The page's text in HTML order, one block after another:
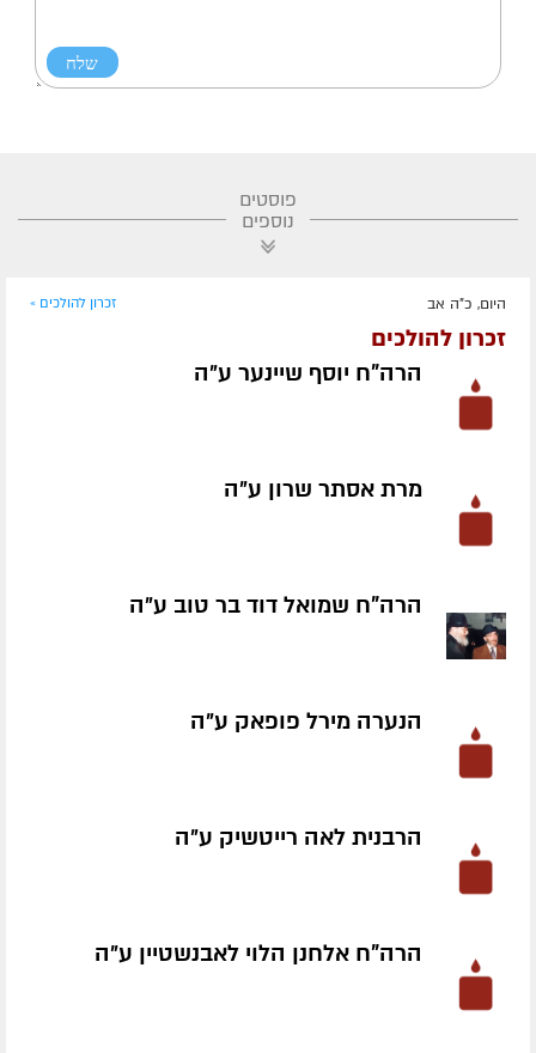
פוסטים
נוספים
היום, כ"ה אב זכרון להולכים »
זכרון להולכים
הרה"ח יוסף שיינער ע״ה
מרת אסתר שרון ע״ה
הרה"ח שמואל דוד בר טוב ע״ה
הנערה מירל פופאק ע״ה
הרבנית לאה רייטשיק ע״ה
הרה"ח אלחנן הלוי לאבנשטיין ע״ה